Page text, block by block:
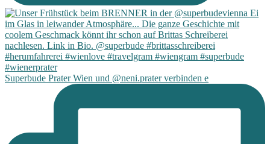
Superbude Prater Wien und @neni.prater verbinden e